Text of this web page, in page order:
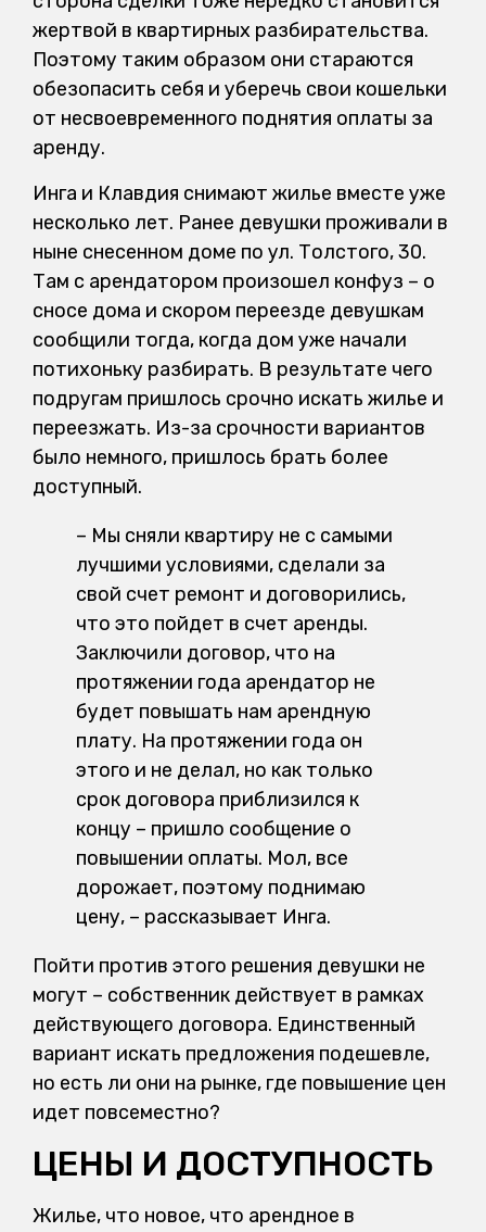
жертвой в квартирных разбирательства.
Поэтому таким образом они стараются
обезопасить себя и уберечь свои кошельки
от несвоевременного поднятия оплаты за
аренду.
Инга и Клавдия снимают жилье вместе уже
несколько лет. Ранее девушки проживали в
ныне снесенном доме по ул. Толстого, 30.
Там с арендатором произошел конфуз – о
сносе дома и скором переезде девушкам
сообщили тогда, когда дом уже начали
потихоньку разбирать. В результате чего
подругам пришлось срочно искать жилье и
переезжать. Из-за срочности вариантов
было немного, пришлось брать более
доступный.
– Мы сняли квартиру не с самыми
лучшими условиями, сделали за
свой счет ремонт и договорились,
что это пойдет в счет аренды.
Заключили договор, что на
протяжении года арендатор не
будет повышать нам арендную
плату. На протяжении года он
этого и не делал, но как только
срок договора приблизился к
концу – пришло сообщение о
повышении оплаты. Мол, все
дорожает, поэтому поднимаю
цену, – рассказывает Инга.
Пойти против этого решения девушки не
могут – собственник действует в рамках
действующего договора. Единственный
вариант искать предложения подешевле,
но есть ли они на рынке, где повышение цен
идет повсеместно?
ЦЕНЫ И ДОСТУПНОСТЬ
Жилье, что новое, что арендное в